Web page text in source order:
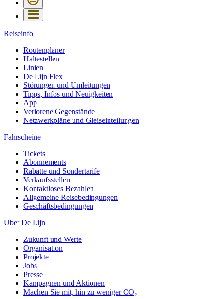
Reiseinfo
Routenplaner
Haltestellen
Linien
De Lijn Flex
Störungen und Umleitungen
Tipps, Infos und Neuigkeiten
App
Verlorene Gegenstände
Netzwerkpläne und Gleiseinteilungen
Fahrscheine
Tickets
Abonnements
Rabatte und Sondertarife
Verkaufsstellen
Kontaktloses Bezahlen
Allgemeine Reisebedingungen
Geschäftsbedingungen
Über De Lijn
Zukunft und Werte
Organisation
Projekte
Jobs
Presse
Kampagnen und Aktionen
Machen Sie mit, hin zu weniger CO₂